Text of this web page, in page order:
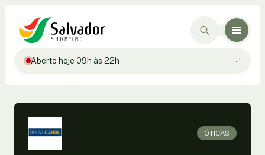
Aberto hoje 09h às 22h
ÓTICAS